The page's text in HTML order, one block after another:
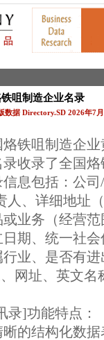
咀制造企业名录
据 Directory.SD 2026年7
烙铁咀制造企
录收录了全国
息包括：公
人、详细地址
或业务（经营
期、统一社
业、是否有
网址、英文名
录]功能特点：
晰的结构化数